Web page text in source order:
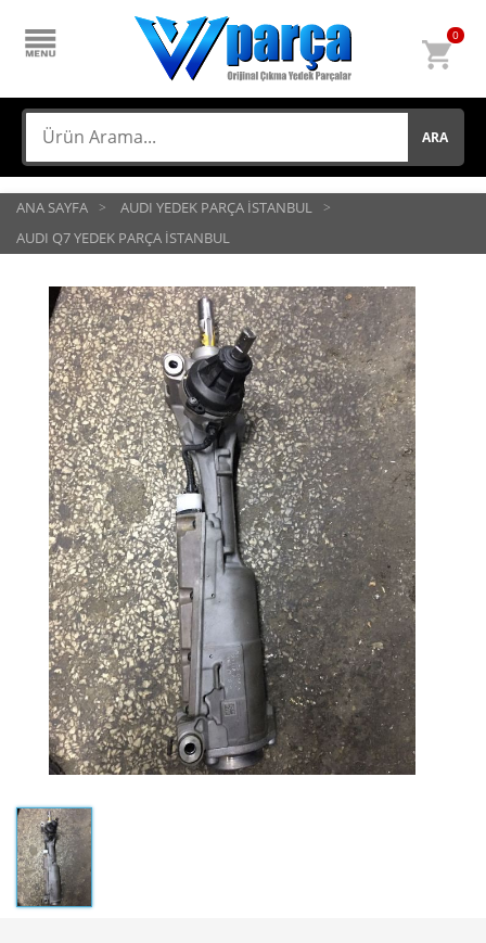
0
ARA
ANA SAYFA
AUDI YEDEK PARÇA İSTANBUL
AUDI Q7 YEDEK PARÇA İSTANBUL